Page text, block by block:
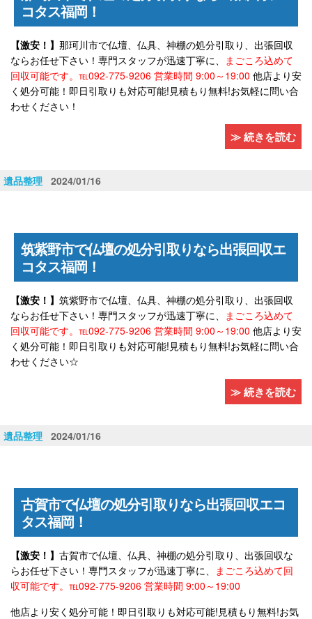
コタス福岡！
【激安！】 那珂川市で仏壇、仏具、神棚の処分引取り、出張回収
ならお任せ下さい！専門スタッフが迅速丁寧に、 まごころ込めて
回収可能です。℡092-775-9206 営業時間 9:00～19:00 他店より安
く処分可能！即日引取りも対応可能!見積もり無料!お気軽に問い合
わせください！
≫ 続きを読む
遺品整理 2024/01/16
筑紫野市で仏壇の処分引取りなら出張回収エ
コタス福岡！
【激安！】 筑紫野市で仏壇、仏具、神棚の処分引取り、出張回収
ならお任せ下さい！専門スタッフが迅速丁寧に、 まごころ込めて
回収可能です。℡092-775-9206 営業時間 9:00～19:00 他店より安
く処分可能！即日引取りも対応可能!見積もり無料!お気軽に問い合
わせください☆
≫ 続きを読む
遺品整理 2024/01/16
古賀市で仏壇の処分引取りなら出張回収エコ
タス福岡！
【激安！】 古賀市で仏壇、仏具、神棚の処分引取り、出張回収な
らお任せ下さい！専門スタッフが迅速丁寧に、 まごころ込めて回
収可能です。℡092-775-9206 営業時間 9:00～19:00
他店より安く処分可能！即日引取りも対応可能!見積もり無料!お気